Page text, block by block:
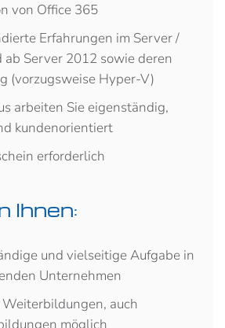
von Office 365
Erfahrungen im Server /
ab Server 2012 sowie deren
(vorzugsweise Hyper-V)
arbeiten Sie eigenständig,
kundenorientiert
erforderlich
Ihnen:
und vielseitige Aufgabe in
Unternehmen
auch